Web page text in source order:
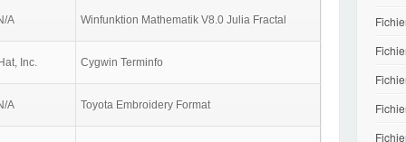
A Winfunktion Mathematik V8.0 Julia Fractal
Inc. Cygwin Terminfo
A Toyota Embroidery Format